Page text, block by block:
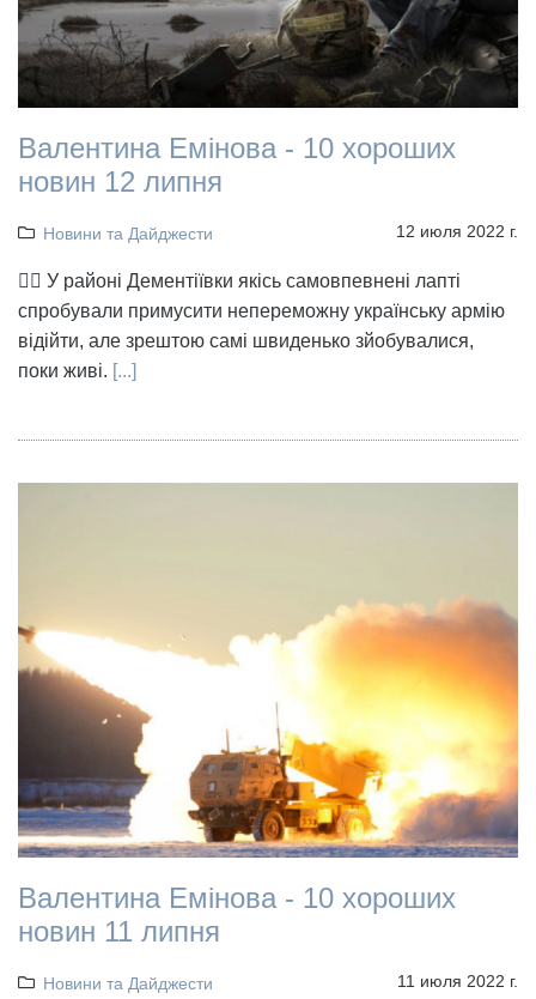
Валентина Емінова - 10 хороших
новин 12 липня
Новини та Дайджести 12 июля 2022 г.
👉🏻 У районі Дементіївки якісь самовпевнені лапті
спробували примусити непереможну українську армію
відійти, але зрештою самі швиденько зйобувалися,
поки живі. [...]
Валентина Емінова - 10 хороших
новин 11 липня
Новини та Дайджести 11 июля 2022 г.